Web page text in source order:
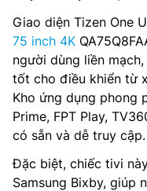
Giao diện Tizen One
75 inch 4K
người dùng liền
tốt cho điều khiển từ
Kho ứng dụng phong
Prime, FPT Play,
có sẵn và dễ truy cập.
Đặc biệt, chiếc tivi
Samsung Bixby, giúp